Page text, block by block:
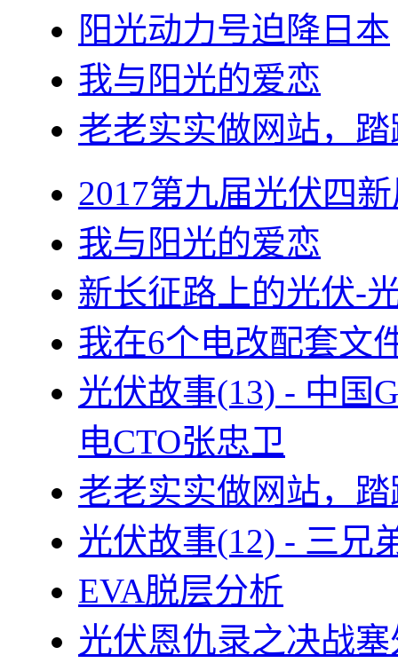
阳光动力号迫降日本
我与阳光的爱恋
老老实实做网站，
2017第九届光伏四
我与阳光的爱恋
新长征路上的光伏-
我在6个电改配套文
光伏故事(13) - 中国
电CTO张忠卫
老老实实做网站，
光伏故事(12) - 三兄
EVA脱层分析
光伏恩仇录之决战